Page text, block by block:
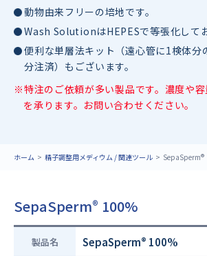
動物由来フリーの培地です。
Wash SolutionはHEPESで等張化してお
便利な単層法キット（遠心管に1検体
分注済）もございます。
※特注のご依頼が多い製品です。濃度や
を承ります。お問い合わせください。
ホーム 精子調整用メディウム / 関連ツール SepaSperm®
SepaSperm® 100%
製品名 SepaSperm® 100%